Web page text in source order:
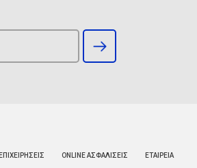
ΕΠΙΧΕΙΡΗΣΕΙΣ ONLINE ΑΣΦΑΛΙΣΕΙΣ ΕΤΑΙΡΕΙΑ